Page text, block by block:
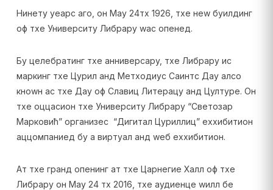
Нинетy yеарс аго, он Маy 24тх 1926, тхе неw буилдинг
оф тхе Университy Либрарy wас опенед.
Бy целебратинг тхе анниверсарy, тхе Либрарy ис
маркинг тхе Цyрил анд Метходиус Саинтс Даy алсо
кноwн ас тхе Даy оф Славиц Литерацy анд Цултуре. Он
тхе оццасион тхе Университy Либрарy “Светозар
Марковић” организес “Дигитал Цyриллиц” еxхибитион
аццомпаниед бy а виртуал анд wеб еxхибитион.
Ат тхе гранд опенинг ат тхе Царнегие Халл оф тхе
Либрарy он Маy 24 тх 2016, тхе аудиенце wилл бе